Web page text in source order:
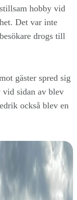
hobby vid
Det var inte
drogs till
gäster spred sig
vid sidan av blev
också blev en